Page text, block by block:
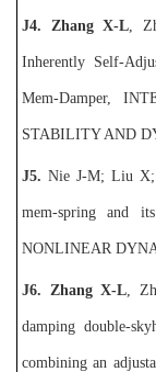
J4. Zhang X-L,
Inherently Self-
Mem-Damper,
STABILITY AND
J5. Nie J-M; Liu
mem-spring and
NONLINEAR
J6. Zhang X-L,
damping double-
combining an